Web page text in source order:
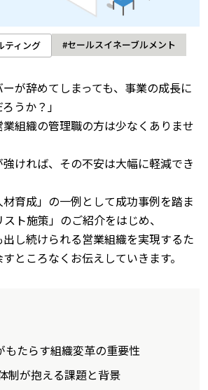
ティング #セールスイネーブルメント
ーが辞めてしまっても、事業の成長に
うか？」
組織の管理職の方は少なくありませ
ければ、その不安は大幅に軽減でき
育成」の一例として成功事例を踏ま
ト施策」のご紹介をはじめ、
し続けられる営業組織を実現するた
ところなくお伝えしていきます。
もたらす組織変革の重要性
制が抱える課題と背景